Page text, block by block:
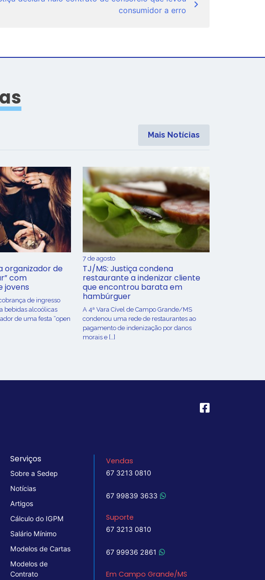
consumidor a erro
Mais Notícias
organizador de
com
jovens
de ingresso
bebidas alcoólicas
de uma festa “open
7 de agosto
TJ/MS: Justiça condena
restaurante a indenizar cliente
que encontrou barata em
hambúrguer
A 4ª Vara Cível de Campo Grande/MS
condenou uma rede de restaurantes ao
pagamento de indenização por danos
morais e […]
Serviços
Sobre a Sedep
Notícias
Artigos
Cálculo do IGPM
Salário Mínimo
Modelos de Cartas
Modelos de
Contrato
Vendas
67 3213 0810
67 99839 3633
Suporte
67 3213 0810
67 99936 2861
Em Campo Grande/MS